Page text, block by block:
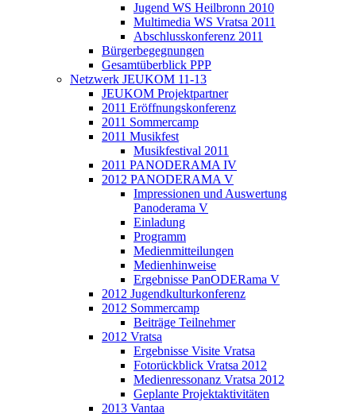
Jugend WS Heilbronn 2010
Multimedia WS Vratsa 2011
Abschlusskonferenz 2011
Bürgerbegegnungen
Gesamtüberblick PPP
Netzwerk JEUKOM 11-13
JEUKOM Projektpartner
2011 Eröffnungskonferenz
2011 Sommercamp
2011 Musikfest
Musikfestival 2011
2011 PANODERAMA IV
2012 PANODERAMA V
Impressionen und Auswertung
Panoderama V
Einladung
Programm
Medienmitteilungen
Medienhinweise
Ergebnisse PanODERama V
2012 Jugendkulturkonferenz
2012 Sommercamp
Beiträge Teilnehmer
2012 Vratsa
Ergebnisse Visite Vratsa
Fotorückblick Vratsa 2012
Medienressonanz Vratsa 2012
Geplante Projektaktivitäten
2013 Vantaa